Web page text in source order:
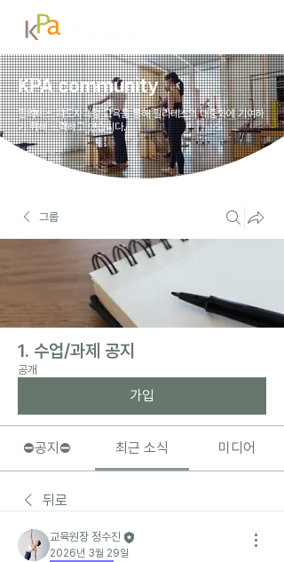
KPA community
필라테스 지도자과정 교육을 통해 필라테스의 대중화에 기여하
기 위해 노력하고 있습니다.
그룹
1. 수업/과제 공지
공개
가입
⛔️공지⛔️ 최근 소식 미디어
뒤로
교육원장 정수진
2026년 3월 29일